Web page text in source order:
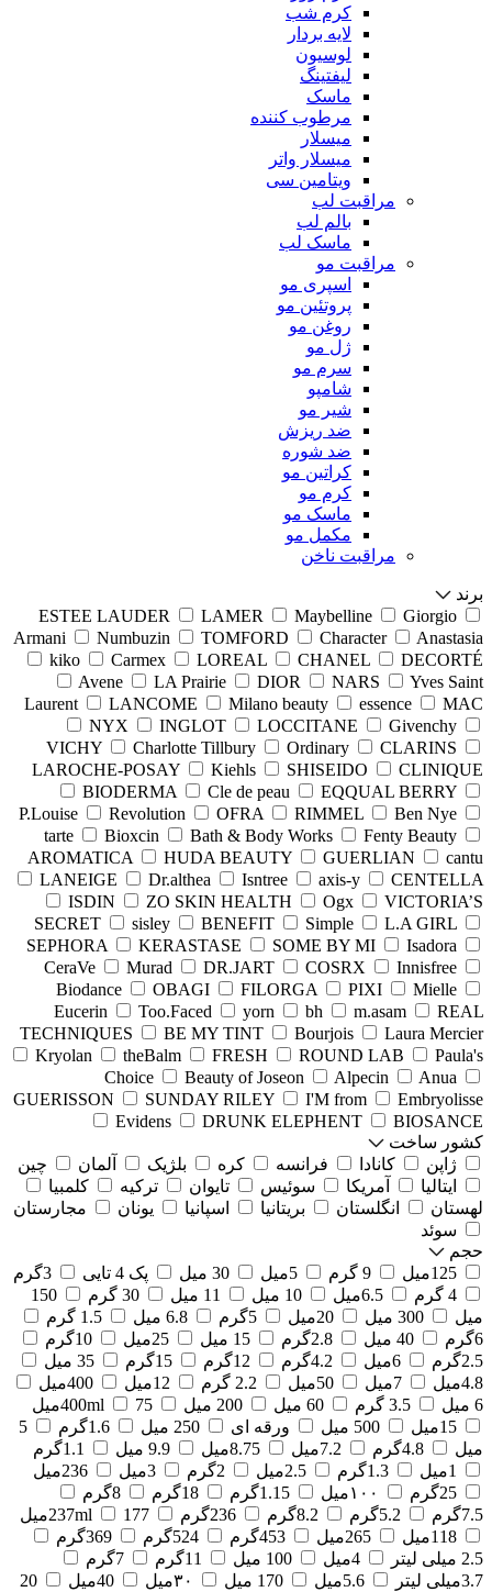
کرم شب
لایه بردار
لوسیون
لیفتینگ
ماسک
مرطوب کننده
میسلار
میسلار واتر
ویتامین سی
مراقبت لب
بالم لب
ماسک لب
مراقبت مو
اسپری مو
پروتئین مو
روغن مو
ژل مو
سرم مو
شامپو
شیر مو
ضد ریزش
ضد شوره
کراتین مو
کرم مو
ماسک مو
مکمل مو
مراقبت ناخن
برند
ESTEE LAUDER
LAMER Maybelline
Giorgio
Armani
Numbuzin TOMFORD Character
Anastasia
kiko
Carmex LOREAL CHANEL
DECORTÉ
Avene
LA Prairie DIOR NARS
Yves Saint
Laurent
LANCOME Milano beauty essence
MAC
NYX
INGLOT LOCCITANE
Givenchy
VICHY
Charlotte Tillbury Ordinary
CLARINS
LAROCHE-POSAY
Kiehls SHISEIDO
CLINIQUE
BIODERMA
Cle de peau
EQQUAL BERRY
P.Louise
Revolution OFRA RIMMEL
Ben Nye
tarte
Bioxcin Bath & Body Works
Fenty Beauty
AROMATICA
HUDA BEAUTY GUERLIAN
cantu
LANEIGE
Dr.althea Isntree axis-y
CENTELLA
ISDIN
ZO SKIN HEALTH Ogx
VICTORIA’S
SECRET
sisley BENEFIT Simple
L.A GIRL
SEPHORA
KERASTASE SOME BY MI
Isadora
CeraVe
Murad DR.JART COSRX
Innisfree
Biodance
OBAGI FILORGA PIXI
Mielle
Eucerin
Too.Faced yorn bh m.asam
REAL
TECHNIQUES
BE MY TINT Bourjois
Laura Mercier
Kryolan
theBalm FRESH ROUND LAB
Paula's
Choice
Beauty of Joseon Alpecin
Anua
GUERISSON
SUNDAY RILEY I'M from
Embryolisse
Evidens
DRUNK ELEPHENT
BIOSANCE
کشور ساخت
ژاپن
کانادا فرانسه کره بلژیک آلمان
چین
ایتالیا
آمریکا سوئیس تایوان ترکیه
کلمبیا
لهستان
انگلستان بریتانیا اسپانیا یونان
مجارستان
سوئد
حجم
125میل
9 گرم 5میل 30 میل پک 4 تایی
3گرم
4 گرم
6.5میل 10 میل 11 میل 30 گرم
150
میل
300 میل 20میل 5گرم 6.8 میل
1.5 گرم
6گرم
40 میل 2.8گرم 15 میل 25میل
10گرم
2.5گرم
6میل 4.2گرم 12گرم 15گرم
35 میل
4.8میل
7میل 50میل 2.2 گرم 12میل
400میل
6 میل
3.5 گرم 60 میل 200 میل 400ml
75میل
15میل
500 میل ورقه ای 250 میل 1.6گرم
5
میل
4.8گرم 7.2میل 8.75میل 9.9 میل
1.1گرم
1میل
1.3گرم 2.5میل 2گرم 3میل
236میل
25گرم
۱۰۰میل 1.15گرم 18گرم
8گرم
7.5گرم
5.2گرم 8.2گرم 236گرم 237ml
177میل
118میل
265میل 453گرم 524گرم
369گرم
2.5 میلی لیتر
4میل 100 میل 11گرم
7گرم
3.7میلی لیتر
5.6میل 170 میل ۳۰میل 40میل
20